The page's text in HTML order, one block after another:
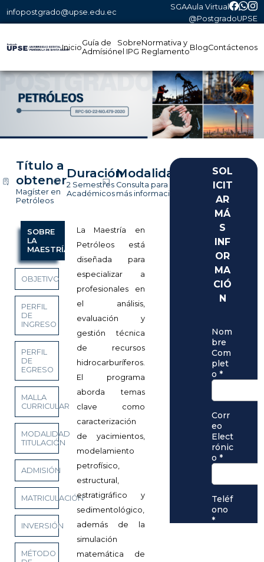
infopostgrado@upse.edu.ec
SGAAula Virtual
@PostgradoUPSE
InicioGuía de
Admísión
Sobre
el IPG
Normativa y
ReglamentoBlogContáctenos
Título a
obtener
Magíster en
Petróleos
Duración
2 Semestres
Académicos
Modalidad
Consulta para
más información
SOBRE
LA
MAESTRÍA
OBJETIVO
PERFIL
DE
INGRESO
PERFIL
DE
EGRESO
MALLA
CURRICULAR
MODALIDAD
TITULACIÓN
ADMISIÓN
MATRICULACIÓN
INVERSIÓN
MÉTODO
La Maestría en
Petróleos está
diseñada para
especializar a
profesionales en
el análisis,
evaluación y
gestión técnica
de recursos
hidrocarburíferos.
El programa
aborda temas
clave como
caracterización
de yacimientos,
modelamiento
petrofísico,
estructural,
estratigráfico y
sedimentológico,
además de la
simulación
matemática de